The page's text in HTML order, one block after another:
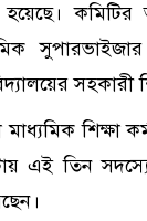
সহকারী
শিক্ষা
এই তিন